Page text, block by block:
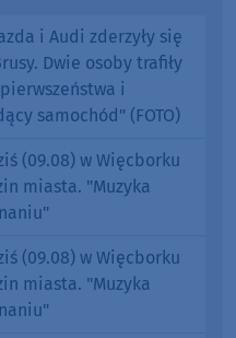
Dyszka po raz
w gminie Śliwice
Tucholskich
FM
w Weekend FM
i Audi zderzyły się
Dwie osoby trafiły